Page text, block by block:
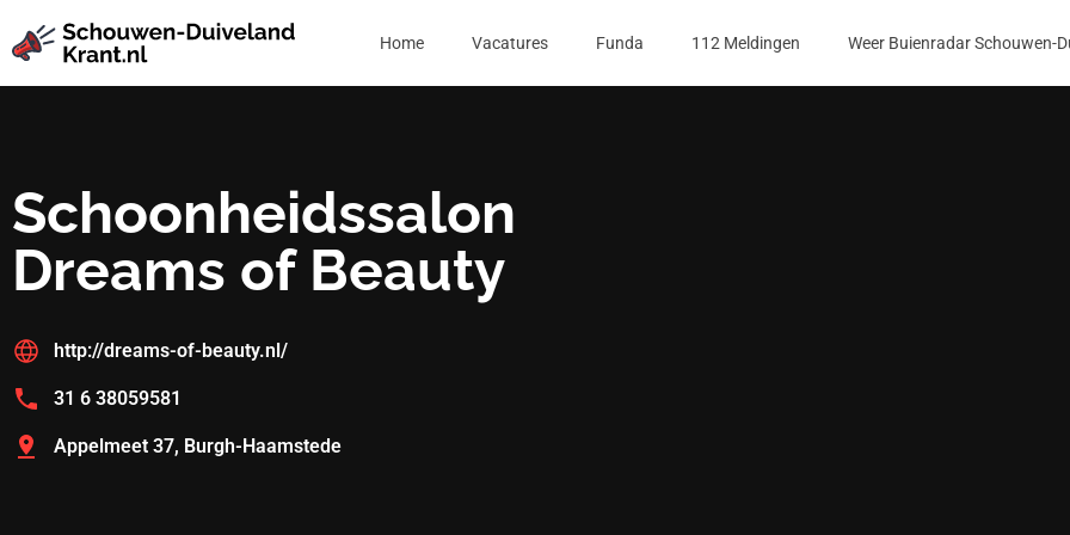
Home Vacatures Funda 112 Meldingen Weer Buienradar Schouwen-
Schoonheidssalon
Dreams of Beauty
http://dreams-of-beauty.nl/
31 6 38059581
Appelmeet 37, Burgh-Haamstede